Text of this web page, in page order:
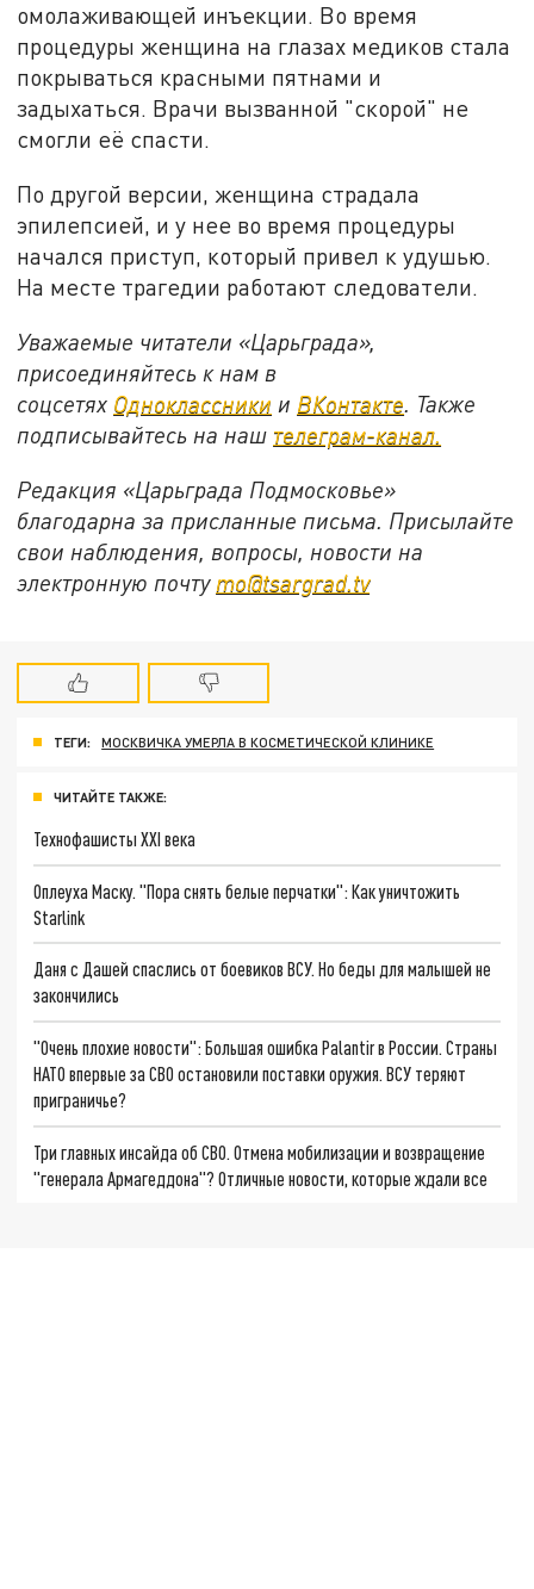
омолаживающей инъекции. Во время
процедуры женщина на глазах медиков стала
покрываться красными пятнами и
задыхаться. Врачи вызванной "скорой" не
смогли её спасти.
По другой версии, женщина страдала
эпилепсией, и у нее во время процедуры
начался приступ, который привел к удушью.
На месте трагедии работают следователи.
Уважаемые читатели «Царьграда»,
присоединяйтесь к нам в
соцсетях Одноклассники и ВКонтакте. Также
подписывайтесь на наш телеграм-канал.
Редакция «Царьграда Подмосковье»
благодарна за присланные письма. Присылайте
свои наблюдения, вопросы, новости на
электронную почту mo@tsargrad.tv
ТЕГИ: МОСКВИЧКА УМЕРЛА В КОСМЕТИЧЕСКОЙ КЛИНИКЕ
ЧИТАЙТЕ ТАКЖЕ:
Технофашисты XXI века
Оплеуха Маску. "Пора снять белые перчатки": Как уничтожить
Starlink
Даня с Дашей спаслись от боевиков ВСУ. Но беды для малышей не
закончились
"Очень плохие новости": Большая ошибка Palantir в России. Страны
НАТО впервые за СВО остановили поставки оружия. ВСУ теряют
приграничье?
Три главных инсайда об СВО. Отмена мобилизации и возвращение
"генерала Армагеддона"? Отличные новости, которые ждали все